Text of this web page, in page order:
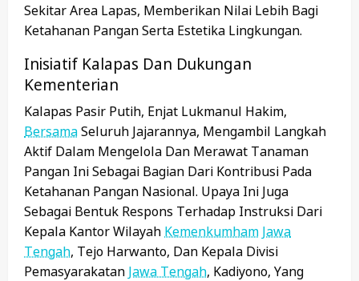
Sekitar Area Lapas, Memberikan Nilai Lebih Bagi
Ketahanan Pangan Serta Estetika Lingkungan.
Inisiatif Kalapas Dan Dukungan
Kementerian
Kalapas Pasir Putih, Enjat Lukmanul Hakim,
BersamaSeluruh Jajarannya, Mengambil Langkah
Aktif Dalam Mengelola Dan Merawat Tanaman
Pangan Ini Sebagai Bagian Dari Kontribusi Pada
Ketahanan Pangan Nasional. Upaya Ini Juga
Sebagai Bentuk Respons Terhadap Instruksi Dari
Kepala Kantor Wilayah Kemenkumham Jawa
Tengah, Tejo Harwanto, Dan Kepala Divisi
Pemasyarakatan Jawa Tengah, Kadiyono, Yang